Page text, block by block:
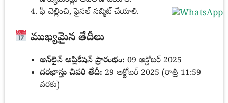
ఫీ చెల్లించి, ఫైనల్ సబ్మిట్ చేయాలి.
ముఖ్యమైన తేదీలు
ఆన్‌లైన్ అప్లికేషన్ ప్రారంభం: 09 అక్టోబర్ 2025
దరఖాస్తు చివరి తేదీ: 29 అక్టోబర్ 2025 (రాత్రి 11:59
వరకు)